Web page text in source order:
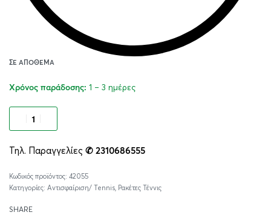
ΣΕ ΑΠΌΘΕΜΑ
Χρόνος παράδοσης: 1 – 3 ημέρες
Τηλ. Παραγγελίες ✆ 2310686555
42055
Κατηγορίες: Αντισφαίριση/ Tennis, Ρακέτες Τέννις
SHARE